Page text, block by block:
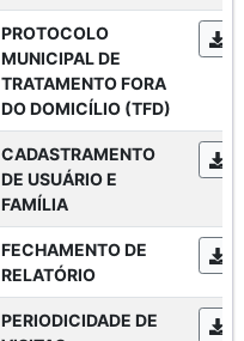
PROTOCOLO
MUNICIPAL DE
TRATAMENTO FORA
DO DOMICÍLIO (TFD)
CADASTRAMENTO
DE USUÁRIO E
FAMÍLIA
FECHAMENTO DE
RELATÓRIO
PERIODICIDADE DE